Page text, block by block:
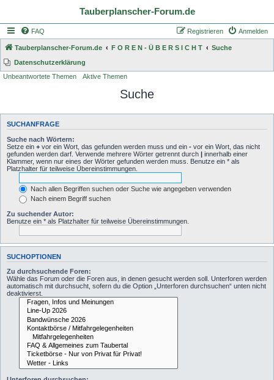
Tauberplanscher-Forum.de
FAQ Anmelden
Registrieren
Tauberplanscher-Forum.de F O R E N - Ü B E R S I C H T
Suche
Datenschutzerklärung
Unbeantwortete Themen
Aktive Themen
Suche
SUCHANFRAGE
Suche nach Wörtern:
Setze ein + vor ein Wort, das gefunden werden muss und ein - vor ein Wort, das nicht
gefunden werden darf. Verwende mehrere Wörter getrennt durch | innerhalb einer
Klammer, wenn nur eines der Wörter gefunden werden muss. Benutze ein * als
Platzhalter für teilweise Übereinstimmungen.
Nach allen Begriffen suchen oder Suche wie angegeben verwenden
Nach einem Begriff suchen
Zu suchender Autor:
Benutze ein * als Platzhalter für teilweise Übereinstimmungen.
SUCHOPTIONEN
Zu durchsuchende Foren:
Wähle das Forum oder die Foren aus, in denen gesucht werden soll. Unterforen werden
automatisch mit durchsucht, sofern du die Option „Unterforen durchsuchen“ unten nicht
deaktivierst.